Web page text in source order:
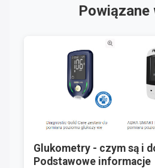
Powiązane
Glukometry - czym są i
Podstawowe informacje